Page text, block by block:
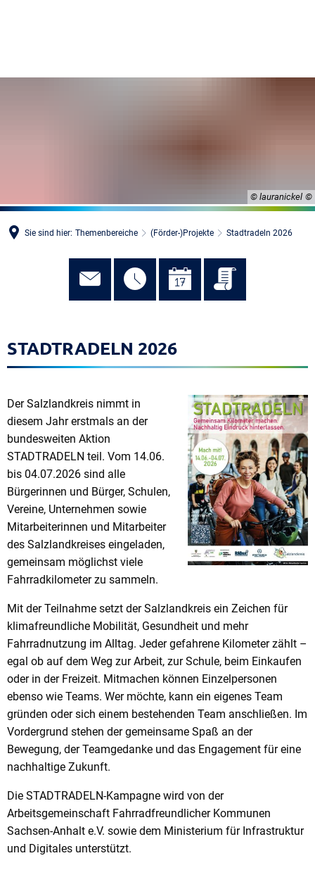
© lauranickel
Sie sind hier: Themenbereiche (Förder-)Projekte Stadtradeln 2026
STADTRADELN 2026
Der Salzlandkreis nimmt in
diesem Jahr erstmals an der
bundesweiten Aktion
STADTRADELN teil. Vom 14.06.
bis 04.07.2026 sind alle
Bürgerinnen und Bürger, Schulen,
Vereine, Unternehmen sowie
Mitarbeiterinnen und Mitarbeiter
des Salzlandkreises eingeladen,
gemeinsam möglichst viele
Fahrradkilometer zu sammeln.
Mit der Teilnahme setzt der Salzlandkreis ein Zeichen für
klimafreundliche Mobilität, Gesundheit und mehr
Fahrradnutzung im Alltag. Jeder gefahrene Kilometer zählt –
egal ob auf dem Weg zur Arbeit, zur Schule, beim Einkaufen
oder in der Freizeit. Mitmachen können Einzelpersonen
ebenso wie Teams. Wer möchte, kann ein eigenes Team
gründen oder sich einem bestehenden Team anschließen. Im
Vordergrund stehen der gemeinsame Spaß an der
Bewegung, der Teamgedanke und das Engagement für eine
nachhaltige Zukunft.
Die STADTRADELN-Kampagne wird von der
Arbeitsgemeinschaft Fahrradfreundlicher Kommunen
Sachsen-Anhalt e.V. sowie dem Ministerium für Infrastruktur
und Digitales unterstützt.